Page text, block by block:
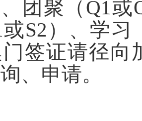
团聚（Q1或
或S2 ）、学习
签证请径向
、申请。